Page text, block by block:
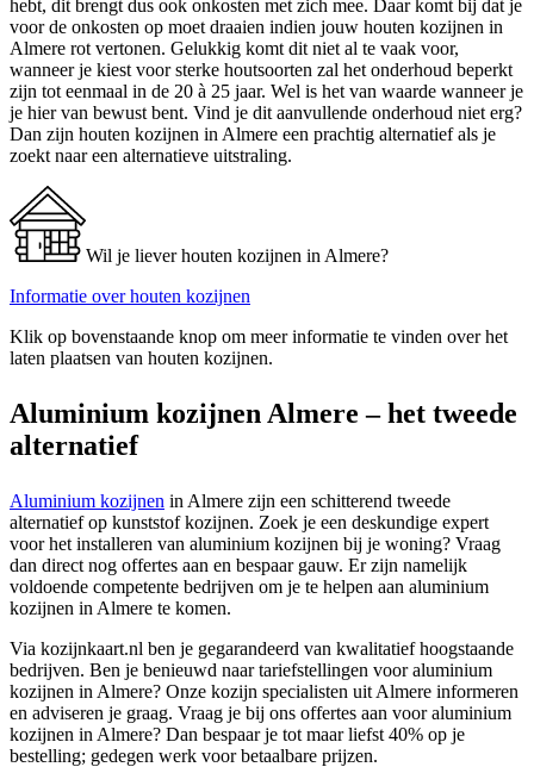
hebt, dit brengt dus ook onkosten met zich mee. Daar komt bij dat je
voor de onkosten op moet draaien indien jouw houten kozijnen in
Almere rot vertonen. Gelukkig komt dit niet al te vaak voor,
wanneer je kiest voor sterke houtsoorten zal het onderhoud beperkt
zijn tot eenmaal in de 20 à 25 jaar. Wel is het van waarde wanneer je
je hier van bewust bent. Vind je dit aanvullende onderhoud niet erg?
Dan zijn houten kozijnen in Almere een prachtig alternatief als je
zoekt naar een alternatieve uitstraling.
Wil je liever houten kozijnen in Almere?
Informatie over houten kozijnen
Klik op bovenstaande knop om meer informatie te vinden over het
laten plaatsen van houten kozijnen.
Aluminium kozijnen Almere – het tweede
alternatief
Aluminium kozijnen in Almere zijn een schitterend tweede
alternatief op kunststof kozijnen. Zoek je een deskundige expert
voor het installeren van aluminium kozijnen bij je woning? Vraag
dan direct nog offertes aan en bespaar gauw. Er zijn namelijk
voldoende competente bedrijven om je te helpen aan aluminium
kozijnen in Almere te komen.
Via kozijnkaart.nl ben je gegarandeerd van kwalitatief hoogstaande
bedrijven. Ben je benieuwd naar tariefstellingen voor aluminium
kozijnen in Almere? Onze kozijn specialisten uit Almere informeren
en adviseren je graag. Vraag je bij ons offertes aan voor aluminium
kozijnen in Almere? Dan bespaar je tot maar liefst 40% op je
bestelling; gedegen werk voor betaalbare prijzen.